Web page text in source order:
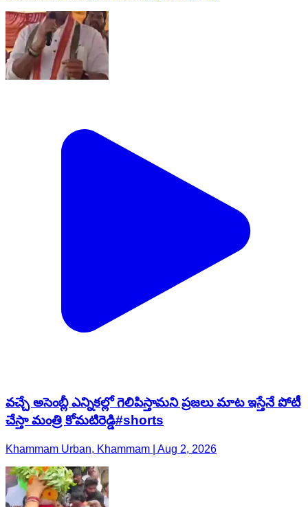
వచ్చే అసెంబ్లీ ఎన్నికల్లో గెలిపిస్తామని ప్రజలు మాట ఇస్తేనే పోటీ
చేస్తా మంత్రి కోమటిరెడ్డి#shorts
Khammam Urban, Khammam | Aug 2, 2026